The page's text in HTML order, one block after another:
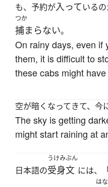
も、予約が入っている
つか
捕まらない。
On rainy days, even if
them, it is difficult to
these cabs might
空が暗くなってきて、今
The sky is getting
might start raining at
日本語の
うけみぶん
受身文 には、
は